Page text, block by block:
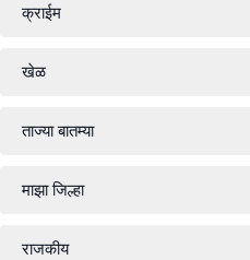
क्राईम
खेळ
ताज्या बातम्या
माझा जिल्हा
राजकीय